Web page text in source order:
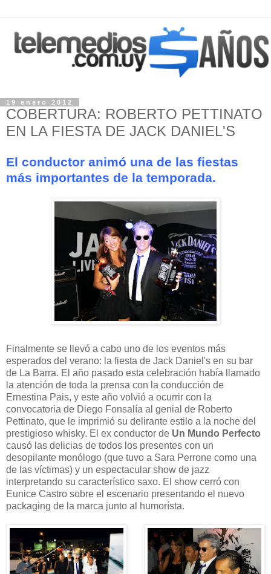
19 enero 2012
COBERTURA: ROBERTO PETTINATO
EN LA FIESTA DE JACK DANIEL'S
El conductor animó una de las fiestas
más importantes de la temporada.
Finalmente se llevó a cabo uno de los eventos más
esperados del verano: la fiesta de Jack Daniel's en su bar
de La Barra. El año pasado esta celebración había llamado
la atención de toda la prensa con la conducción de
Ernestina Pais, y este año volvió a ocurrir con la
convocatoria de Diego Fonsalía al genial de Roberto
Pettinato, que le imprimió su delirante estilo a la noche del
prestigioso whisky. El ex conductor de Un Mundo Perfecto
causó las delicias de todos los presentes con un
desopilante monólogo (que tuvo a Sara Perrone como una
de las víctimas) y un espectacular show de jazz
interpretando su característico saxo. El show cerró con
Eunice Castro sobre el escenario presentando el nuevo
packaging de la marca junto al humorísta.